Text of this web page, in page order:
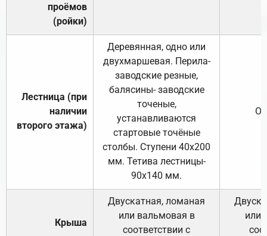
проёмов
(ройки)
Лестница (при
наличии
второго этажа)
Деревянная, одно или
двухмаршевая. Перила-
заводские резные,
балясины- заводские
точеные,
устанавливаются
стартовые точёные
столбы. Ступени 40х200
мм. Тетива лестницы-
90х140 мм.
Крыша
Двускатная, ломаная
или вальмовая в
соответствии с
или